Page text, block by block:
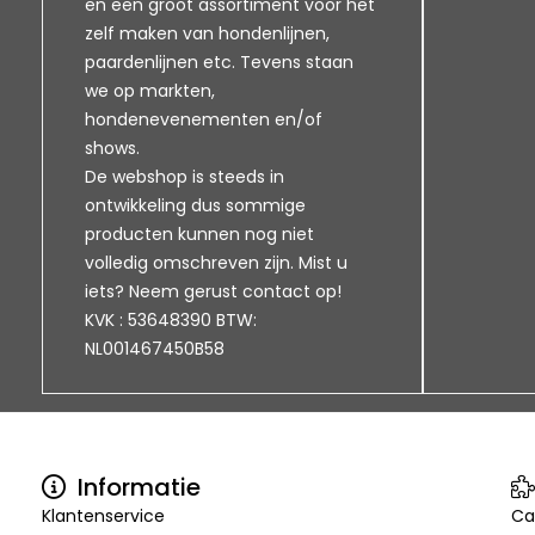
en een groot assortiment voor het
zelf maken van hondenlijnen,
paardenlijnen etc. Tevens staan
we op markten,
hondenevenementen en/of
shows.
De webshop is steeds in
ontwikkeling dus sommige
producten kunnen nog niet
volledig omschreven zijn. Mist u
iets? Neem gerust contact op!
KVK : 53648390 BTW:
NL001467450B58
Informatie
Klantenservice